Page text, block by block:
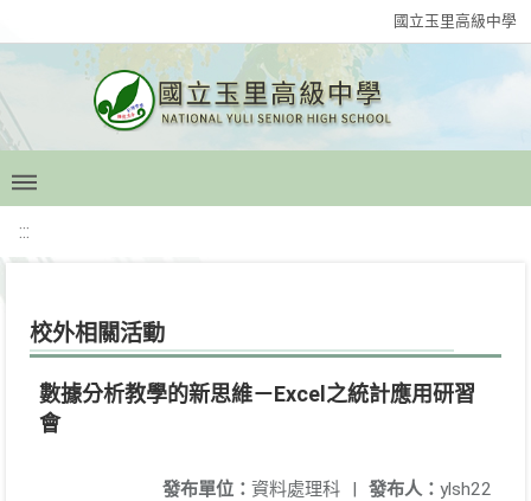
國立玉里高級中學
:::
校外相關活動
數據分析教學的新思維－Excel之統計應用研習
會
發布人： ylsh22
發布單位： 資料處理科 |